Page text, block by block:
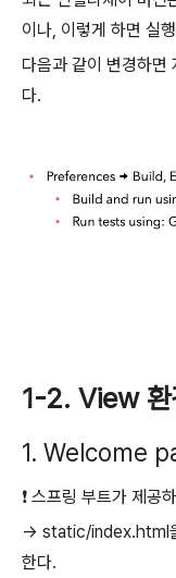
이나, 이렇게 하면 실
다음과 같이 변경하면
다.
1-2. View 환
1. Welcome
❗️ 스프링 부트가 제
-> static/index.html
한다.